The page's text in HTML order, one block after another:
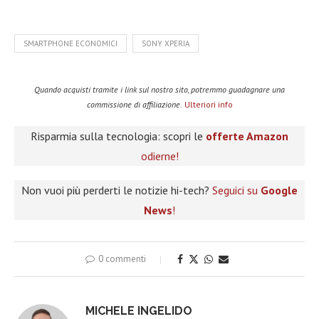
SMARTPHONE ECONOMICI SONY XPERIA
Quando acquisti tramite i link sul nostro sito, potremmo guadagnare una
commissione di affiliazione. Ulteriori info
Risparmia sulla tecnologia: scopri le offerte Amazon
odierne!
Non vuoi più perderti le notizie hi-tech? Seguici su Google
News!
0 commenti
MICHELE INGELIDO